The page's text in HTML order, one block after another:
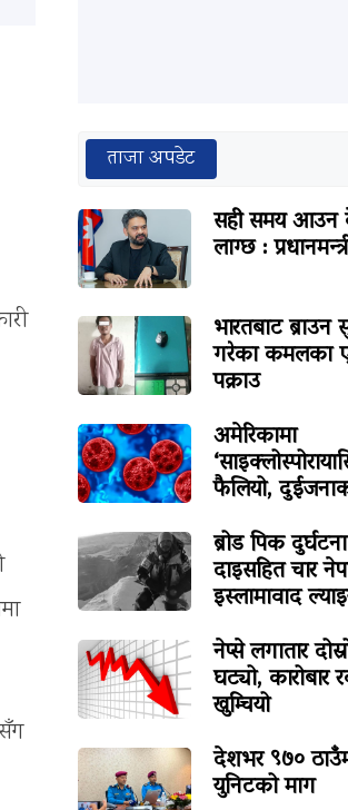
ताजा अपडेट
सही समय आउन
लाग्छ :
भारतबाट
गरेका कमलका
पक्राउ
अमेरिकामा
फैलियो,
ब्रोड पिक
दाइसहित चार
इस्लामावाद
नेप्से लगातार
घट्यो, कारोबार
खुम्चियो
देशभर ९७०
युनिटको माग